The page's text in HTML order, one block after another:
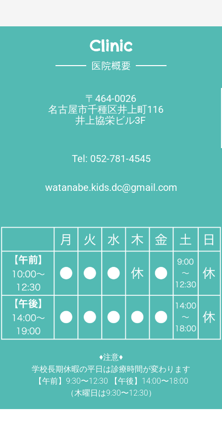
Clinic
医院概要
〒464-0026
名古屋市千種区井上町116
井上協栄ビル3F
Tel: 052-781-4545
watanabe.kids.dc@gmail.com
♦︎注意♦︎
学校長期休暇の平日は診療時間が変わります
【午前】9:30〜12:30 【午後】14:00〜18:00
（木曜日は9:30〜12:30）